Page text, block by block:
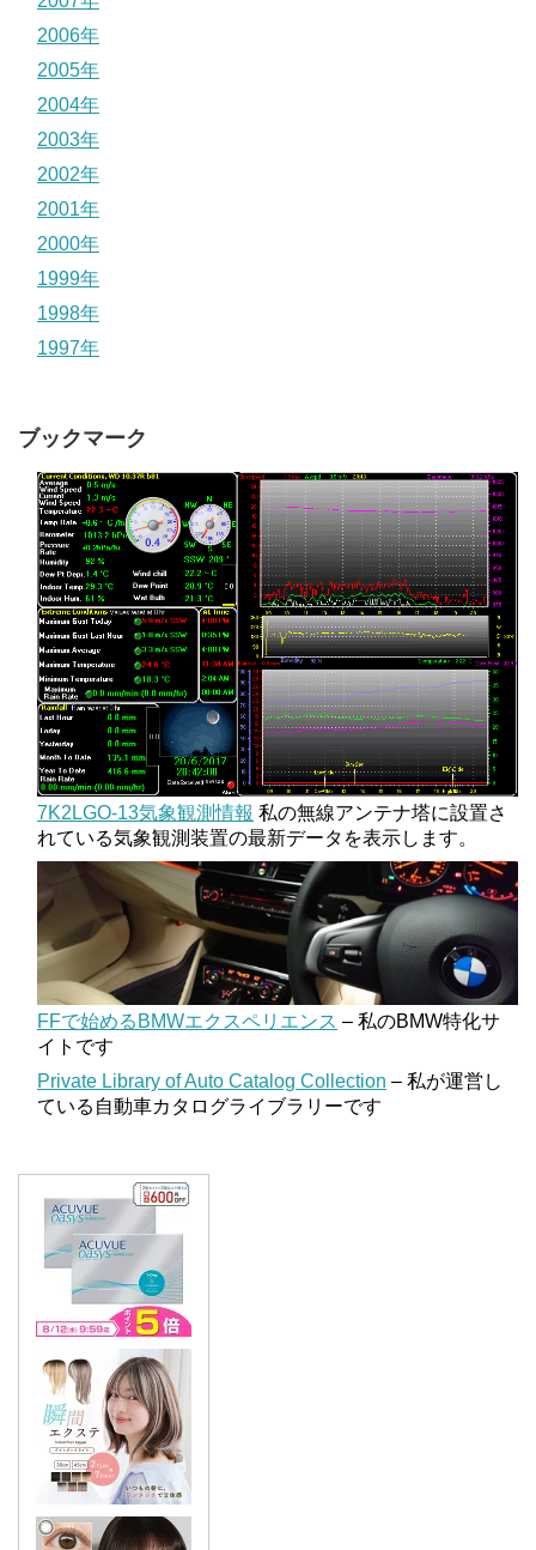
2006年
2005年
2004年
2003年
2002年
2001年
2000年
1999年
1998年
1997年
ブックマーク
7K2LGO-13気象観測情報 私の無線アンテナ塔に設置さ
れている気象観測装置の最新データを表示します。
FFで始めるBMWエクスペリエンス – 私のBMW特化サ
イトです
Private Library of Auto Catalog Collection – 私が運営し
ている自動車カタログライブラリーです